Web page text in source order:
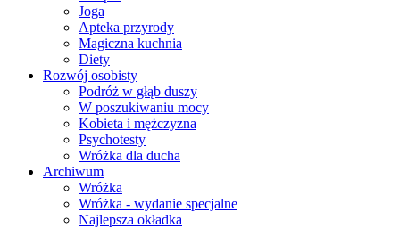
Joga
Apteka przyrody
Magiczna kuchnia
Diety
Rozwój osobisty
Podróż w głąb duszy
W poszukiwaniu mocy
Kobieta i mężczyzna
Psychotesty
Wróżka dla ducha
Archiwum
Wróżka
Wróżka - wydanie specjalne
Najlepsza okładka